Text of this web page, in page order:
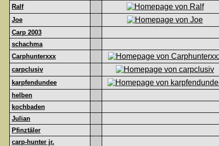
Ralf
Joe
Carp 2003
schachma
Carphunterxxx
carpclusiv
karpfendundee
helben
kochbaden
Julian
Pfinztäler
carp-hunter jr.